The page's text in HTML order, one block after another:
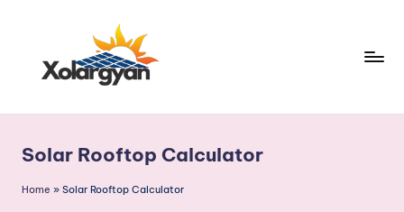
content
l
a
Solar Rooftop Calculator
Home » Solar Rooftop Calculator